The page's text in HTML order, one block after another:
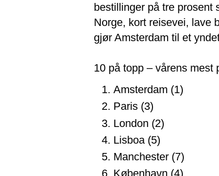
bestillinger på tre prosent
Norge, kort reisevei, lave
gjør Amsterdam til et
10 på topp – vårens
Amsterdam (1)
Paris (3)
London (2)
Lisboa (5)
Manchester (7)
København (4)